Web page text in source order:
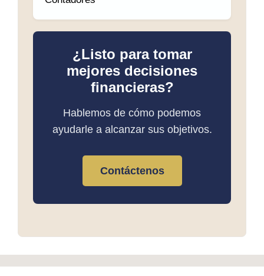
¿Listo para tomar
mejores decisiones
financieras?
Hablemos de cómo podemos
ayudarle a alcanzar sus objetivos.
Contáctenos